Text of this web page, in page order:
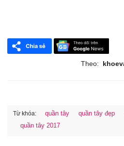
Theo:
Từ khóa: quần tây quần tây đẹp
quần tây 2017